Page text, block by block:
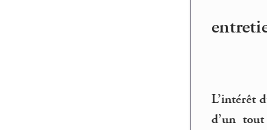
L’intérêt
d’un